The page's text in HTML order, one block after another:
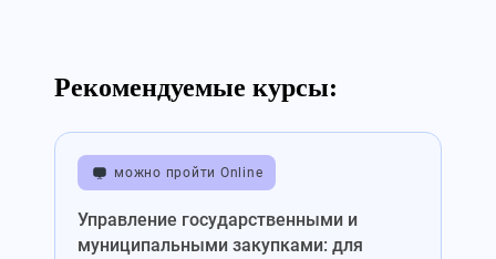
Рекомендуемые курсы:
можно пройти Online
Управление государственными и
муниципальными закупками: для